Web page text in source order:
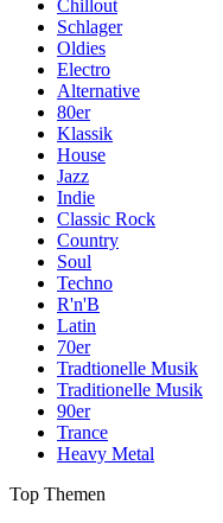
Chillout
Schlager
Oldies
Electro
Alternative
80er
Klassik
House
Jazz
Indie
Classic Rock
Country
Soul
Techno
R'n'B
Latin
70er
Tradtionelle Musik
Traditionelle Musik
90er
Trance
Heavy Metal
Top Themen